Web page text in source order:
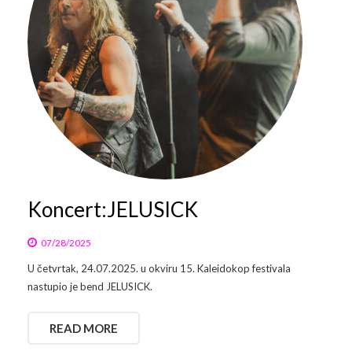
Koncert:JELUSICK
07/28/2025
U četvrtak, 24.07.2025. u okviru 15. Kaleidokop festivala
nastupio je bend JELUSICK.
READ MORE